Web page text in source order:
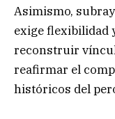
Asimismo,
exige flexibilidad
reconstruir
reafirmar el
históricos del